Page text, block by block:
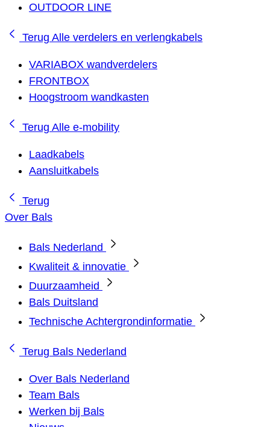
OUTDOOR LINE
Terug Alle verdelers en verlengkabels
VARIABOX wandverdelers
FRONTBOX
Hoogstroom wandkasten
Terug Alle e-mobility
Laadkabels
Aansluitkabels
Terug
Over Bals
Bals Nederland
Kwaliteit & innovatie
Duurzaamheid
Bals Duitsland
Technische Achtergrondinformatie
Terug Bals Nederland
Over Bals Nederland
Team Bals
Werken bij Bals